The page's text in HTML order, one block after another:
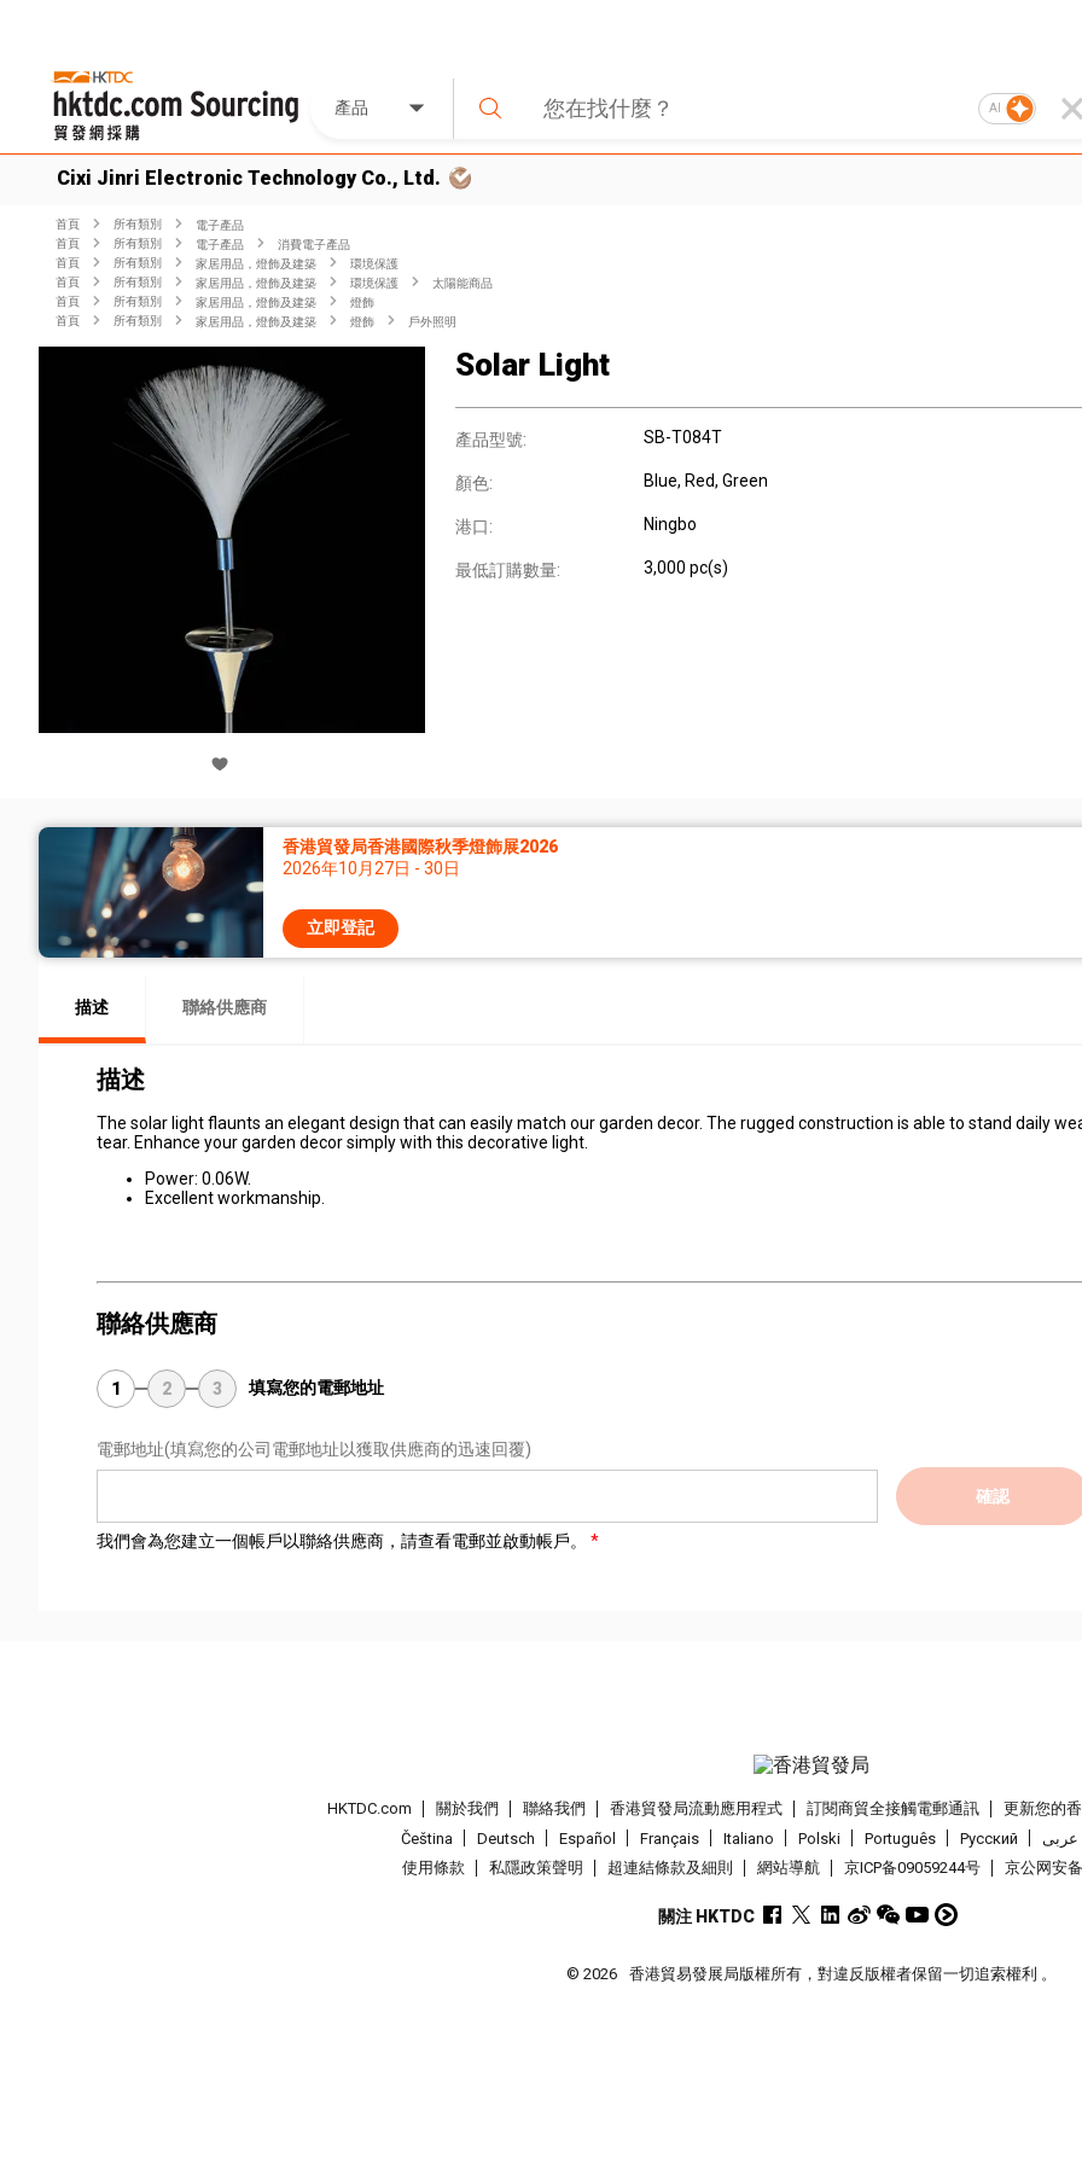
產品 AI
Cixi Jinri Electronic Technology Co., Ltd.
首頁 所有類別
電子產品
首頁
所有類別 電子產品
消費電子產品
首頁
所有類別 家居用品，燈飾及建築
環境保護
首頁
所有類別 家居用品，燈飾及建築 環境保護
太陽能商品
首頁
所有類別 家居用品，燈飾及建築
燈飾
首頁
所有類別 家居用品，燈飾及建築 燈飾 戶外照明
Solar Light
產品型號: SB-T084T
顏色: Blue, Red, Green
港口: Ningbo
最低訂購數量: 3,000 pc(s)
香港貿發局香港國際秋季燈飾展2026
2026年10月27日 - 30日
立即登記
描述 聯絡供應商
描述
The solar light flaunts an elegant design that can easily match our garden decor. The rugged construction is able to stand daily
tear. Enhance your garden decor simply with this decorative light.
Power: 0.06W.
Excellent workmanship.
聯絡供應商
1 2 3 填寫您的電郵地址
電郵地址(填寫您的公司電郵地址以獲取供應商的迅速回覆)
確認
我們會為您建立一個帳戶以聯絡供應商，請查看電郵並啟動帳戶。
HKTDC.com 關於我們 聯絡我們 香港貿發局流動應用程式 訂閱商貿全接觸電郵通訊 更新您的
Čeština
Deutsch Español Français Italiano Polski Português Pусский عربى
使用條款
私隱政策聲明 超連結條款及細則 網站導航 京ICP备09059244号 京公网安
關注 HKTDC
© 2026 香港貿易發展局版權所有，對違反版權者保留一切追索權利 。